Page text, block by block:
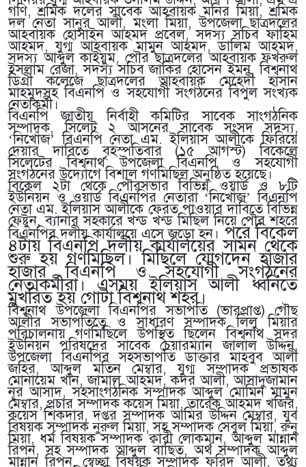
গণি, শ্রমিক দলের সাবেক আহবায়ক মনির মিয়া, শ্রমিক
দল নেতা সানুর আলী, মংলা মিয়া, উপজেলা ছাত্রদলের
আহবায়ক হোসাইন আহমদ প্রবেল, সদস্য সচিব ফাহিম
আহমদ, যুগ্ম আহবায়ক মামুন আহমদ, ডালিম আহমদ,
সদস্য আব্দুল কাইয়ুম, পৌর ছাত্রদলের আহবায়ক ফখরুল
ইসলাম রেজা, সদস্য সচিব জাকির হোসেন ইমন, বিশ্বনাথ
ডিগ্রী কলেজে ছাত্রদলের আহবায়ক মেহেদী হাসান
মাহমুদসহ বিএনপি ও সহযোগী সংগঠনের বিপুল সংখ্যক
নেতাকর্মী।
বিএনপি জাতীয় নির্বাহী কমিটির সাবেক সাংগঠনিক
সম্পাদক, সিলেট ২ আসনের সাবেক সংসদ সদস্য,
‘নিখোঁজ’ বিএনপি নেতা এম. ইলিয়াস আলীকে ফিরিয়ে
দেয়ার দাবিতে বৃহস্পতিবার (১৫ আগস্ট) বিকেলে
সিলেটের বিশ্বনাথ উপজেলা বিএনপি ও সহযোগী
সংগঠনের উদ্যোগে বিশাল গণমিছিল অনুষ্ঠিত হয়েছে।
বিকেল ২টা থেকে পৌরসভার বিভিন্ন ওয়ার্ড ও ৮টি
ইউনিয়ন ও ওয়ার্ড বিএনপির নেতারা ‘নিখোঁজ’ বিএনপি
নেতা এম. ইলিয়াস আলীকে ফেরত পাওয়ার দাবিতে বিভিন্ন
ফেষ্টুন, ব্যানার সহকারে খন্ড খন্ড মিছিল নিয়ে পৌর শহরে
বিএনপির দলীয় কার্যালয়ে এসে জড়ো হন। পরে বিকেল
৪টায় বিএনপি দলীয় কার্যালয়ের সামন থেকে
শুরু হয় গণমিছিল। মিছিলে যোগদেন হাজার
হাজার বিএনপি ও সহযোগী সংগঠনের
নেতাকর্মীরা। এসময় ইলিয়াস আলী ধ্বনিতে
মুখরিত হয় গোটা বিশ্বনাথ শহর।
বিশ্বনাথ উপজেলা বিএনপির সভাপতি (ভারপ্রাপ্ত) গৌছ
আলীর সভাপতিত্বে ও সাধারণ সম্পাদক লিলু মিয়ার
পরিচালনায় গণমিছিলে উপস্থিত ছিলেন বিশ্বনাথ সদর
ইউনিয়ন পরিষদের সাবেক চেয়ারম্যান জালাল উদ্দিন,
উপজেলা বিএনপির সহসভাপতি ডাক্তার মাহবুব আলী
জহির, আব্দুল মতিন মেম্বার, যুগ্ম সম্পাদক প্রভাষক
মোনায়েম খান, জামাল আহমদ, কদর আলী, আসাদুজামান
নূর আসাদ, সহসাংগঠনিক সম্পাদক আব্দুল মোমিন মামুন
মেম্বার, প্রচার সম্পাদক কয়েস মিয়া, তারেক আহমদ খজির,
কয়েস শিকদার, দপ্তর সম্পাদক আমির উদ্দিন মেম্বার, যুব
বিষয়ক সম্পাদক নুরুল মিয়া, সহ সম্পাদক সেবুল মিয়া, রুনু
মিয়া, ধর্ম বিষয়ক সম্পাদক ক্বারী লোকমান, আব্দুল মান্নান
রিপন, সহ সম্পাদক আব্দুল বাছিত, অর্থ সম্পাদক আব্দুল
মান্নান রিপন, স্বেচ্ছা বিষয়ক সম্পাদক ফরিদ আলী, তথ্য